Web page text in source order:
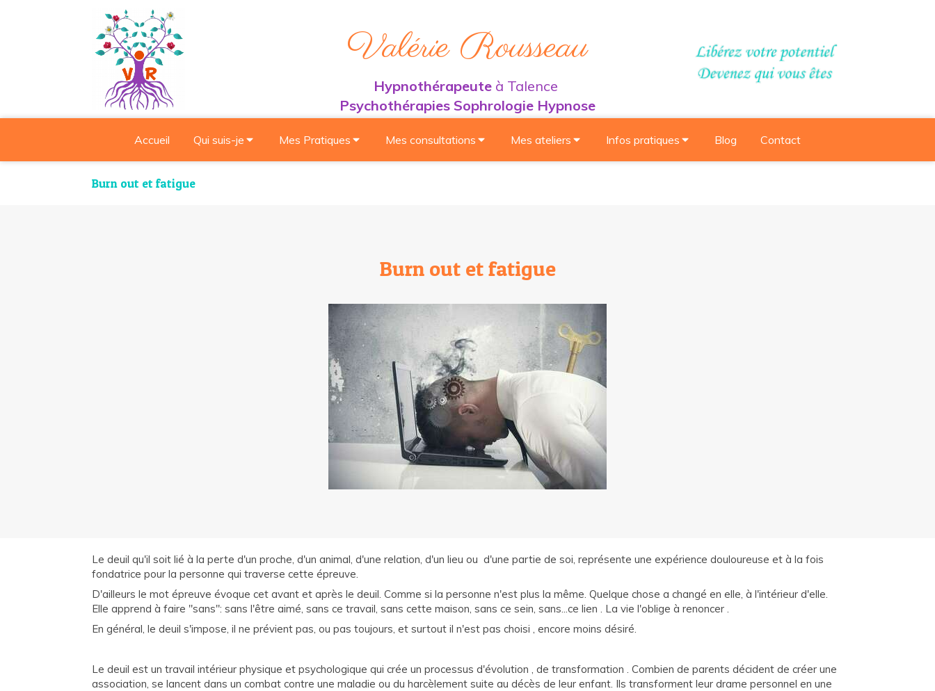
Valérie Rousseau
Hypnothérapeute à Talence
Psychothérapies Sophrologie Hypnose
Accueil Qui suis-je Mes Pratiques Mes consultations Mes ateliers Infos pratiques Blog Contact
Burn out et fatigue
Burn out et fatigue
Le deuil qu'il soit lié à la perte d'un proche, d'un animal, d'une relation, d'un lieu ou d'une partie de soi, représente une expérience douloureuse et à la fois
fondatrice pour la personne qui traverse cette épreuve.
D'ailleurs le mot épreuve évoque cet avant et après le deuil. Comme si la personne n'est plus la même. Quelque chose a changé en elle, à l'intérieur d'elle.
Elle apprend à faire "sans": sans l'être aimé, sans ce travail, sans cette maison, sans ce sein, sans...ce lien . La vie l'oblige à renoncer .
En général, le deuil s'impose, il ne prévient pas, ou pas toujours, et surtout il n'est pas choisi , encore moins désiré.
Le deuil est un travail intérieur physique et psychologique qui crée un processus d'évolution , de transformation . Combien de parents décident de créer une
association, se lancent dans un combat contre une maladie ou du harcèlement suite au décès de leur enfant. Ils transforment leur drame personnel en une